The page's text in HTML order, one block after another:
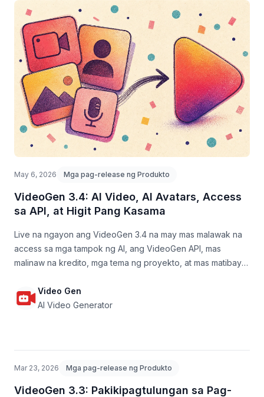
May 6, 2026 Mga pag-release ng Produkto
VideoGen 3.4: AI Video, AI Avatars, Access
sa API, at Higit Pang Kasama
Live na ngayon ang VideoGen 3.4 na may mas malawak na
access sa mga tampok ng AI, ang VideoGen API, mas
malinaw na kredito, mga tema ng proyekto, at mas matibay
Video Gen
AI Video Generator
Mar 23, 2026 Mga pag-release ng Produkto
VideoGen 3.3: Pakikipagtulungan sa Pag-